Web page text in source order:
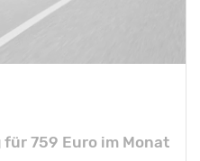
für 759 Euro im Monat